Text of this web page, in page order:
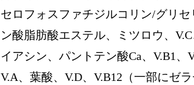
セロフォスファチジルコリン/グリセ
ン酸脂肪酸エステル、ミツロウ、
イアシン、パントテン酸Ca、V.B1、
V.A、葉酸、V.D、V.B12（一部にゼ